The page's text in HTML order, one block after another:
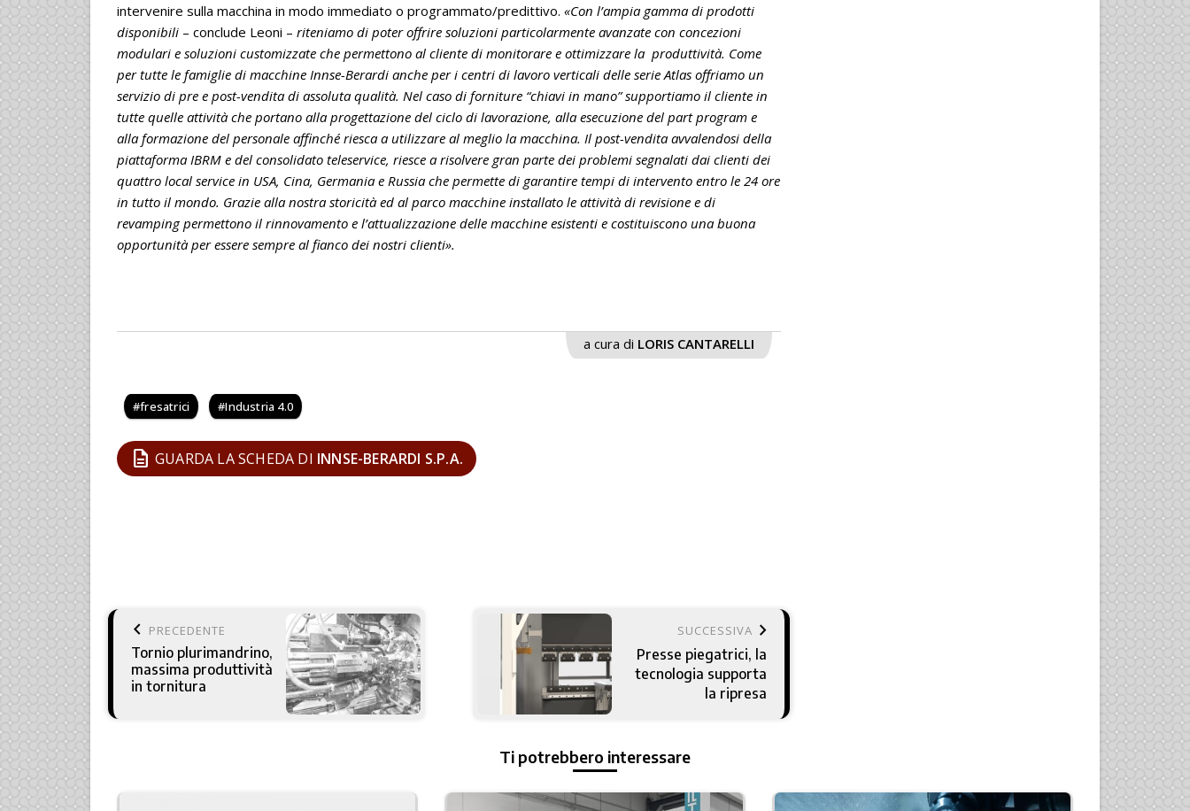
intervenire sulla macchina in modo immediato o programmato/predittivo. «Con l’ampia gamma di prodotti
disponibili – conclude Leoni – riteniamo di poter offrire soluzioni particolarmente avanzate con concezioni
modulari e soluzioni customizzate che permettono al cliente di monitorare e ottimizzare la produttività. Come
per tutte le famiglie di macchine Innse-Berardi anche per i centri di lavoro verticali delle serie Atlas offriamo un
servizio di pre e post-vendita di assoluta qualità. Nel caso di forniture “chiavi in mano” supportiamo il cliente in
tutte quelle attività che portano alla progettazione del ciclo di lavorazione, alla esecuzione del part program e
alla formazione del personale affinché riesca a utilizzare al meglio la macchina. Il post-vendita avvalendosi della
piattaforma IBRM e del consolidato teleservice, riesce a risolvere gran parte dei problemi segnalati dai clienti dei
quattro local service in USA, Cina, Germania e Russia che permette di garantire tempi di intervento entro le 24 ore
in tutto il mondo. Grazie alla nostra storicità ed al parco macchine installato le attività di revisione e di
revamping permettono il rinnovamento e l’attualizzazione delle macchine esistenti e costituiscono una buona
opportunità per essere sempre al fianco dei nostri clienti».
a cura di LORIS CANTARELLI
fresatrici Industria 4.0
description GUARDA LA SCHEDA DI INNSE-BERARDI S.P.A.
keyboard_arrow_left PRECEDENTE
Tornio plurimandrino,
massima produttività
in tornitura
SUCCESSIVA keyboard_arrow_right
Presse piegatrici, la
tecnologia supporta
la ripresa
Ti potrebbero interessare